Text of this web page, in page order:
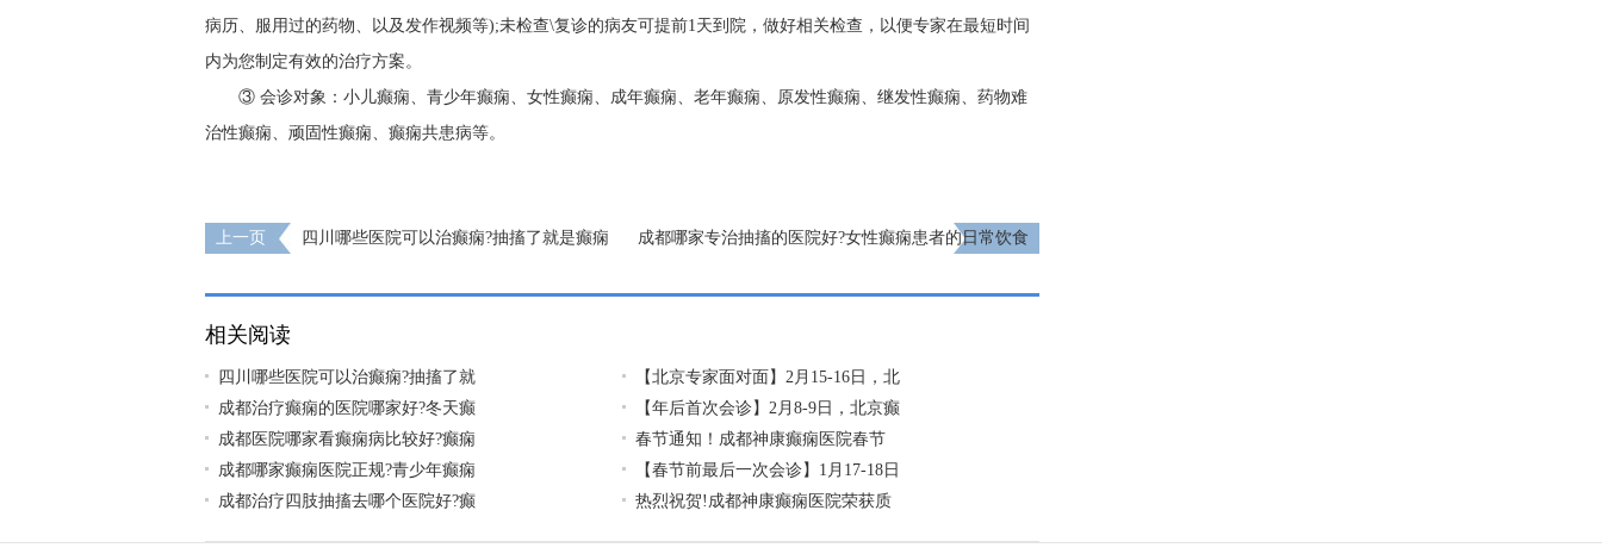
病历、服用过的药物、以及发作视频等);未检查\复诊的病友可提前1天到院，做好相关检查，以便专家在最短时间
内为您制定有效的治疗方案。
③ 会诊对象：小儿癫痫、青少年癫痫、女性癫痫、成年癫痫、老年癫痫、原发性癫痫、继发性癫痫、药物难
治性癫痫、顽固性癫痫、癫痫共患病等。
上一页
四川哪些医院可以治癫痫?抽搐了就是癫痫
成都哪家专治抽搐的医院好?女性癫痫患者的日常饮食
相关阅读
四川哪些医院可以治癫痫?抽搐了就
【北京专家面对面】2月15-16日，北
成都治疗癫痫的医院哪家好?冬天癫
【年后首次会诊】2月8-9日，北京癫
成都医院哪家看癫痫病比较好?癫痫
春节通知！成都神康癫痫医院春节
成都哪家癫痫医院正规?青少年癫痫
【春节前最后一次会诊】1月17-18日
成都治疗四肢抽搐去哪个医院好?癫
热烈祝贺!成都神康癫痫医院荣获质